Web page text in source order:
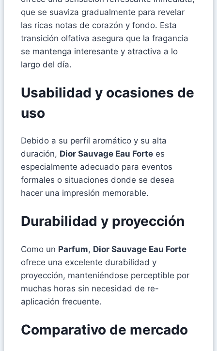
que se suaviza gradualmente para revelar
las ricas notas de corazón y fondo. Esta
transición olfativa asegura que la fragancia
se mantenga interesante y atractiva a lo
largo del día.
Usabilidad y ocasiones de
uso
Debido a su perfil aromático y su alta
duración, Dior Sauvage Eau Forte es
especialmente adecuado para eventos
formales o situaciones donde se desea
hacer una impresión memorable.
Durabilidad y proyección
Como un Parfum, Dior Sauvage Eau Forte
ofrece una excelente durabilidad y
proyección, manteniéndose perceptible por
muchas horas sin necesidad de re-
aplicación frecuente.
Comparativo de mercado